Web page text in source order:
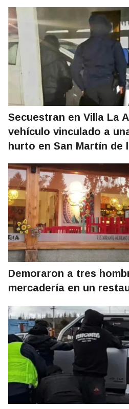
Secuestran en Villa La
vehículo vinculado a
hurto en San Martín de
Demoraron a tres
mercadería en un